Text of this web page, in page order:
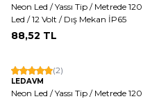
Neon Led / Yassı Tip / Metrede 120
Led / 12 Volt / Dış Mekan İP65
88,52 TL
(2)
LEDAVM
Neon Led / Yassı Tip / Metrede 120